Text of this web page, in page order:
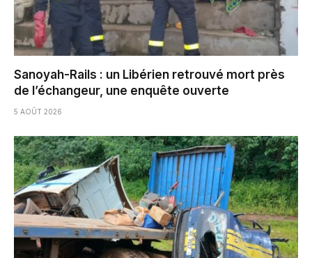
Sanoyah-Rails : un Libérien retrouvé mort près
de l’échangeur, une enquête ouverte
5 AOÛT 2026